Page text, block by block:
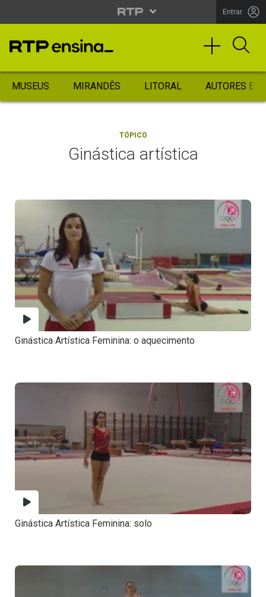
Entrar
MUSEUS MIRANDÊS LITORAL AUTORES
TÓPICO
Ginástica artística
Ginástica Artística Feminina: o aquecimento
Ginástica Artística Feminina: solo